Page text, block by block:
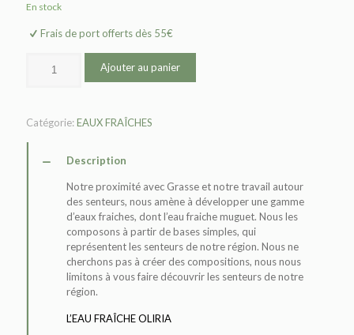
En stock
Frais de port offerts dès 55€
Ajouter au panier
Catégorie:EAUX FRAÎCHES
Description
Notre proximité avec Grasse et notre travail autour
des senteurs, nous amène à développer une gamme
d’eaux fraiches, dont l’eau fraiche muguet. Nous les
composons à partir de bases simples, qui
représentent les senteurs de notre région. Nous ne
cherchons pas à créer des compositions, nous nous
limitons à vous faire découvrir les senteurs de notre
région.
L’EAU FRAÎCHE OLIRIA